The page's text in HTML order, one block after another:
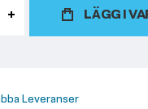
LÄGG I
Leveranser